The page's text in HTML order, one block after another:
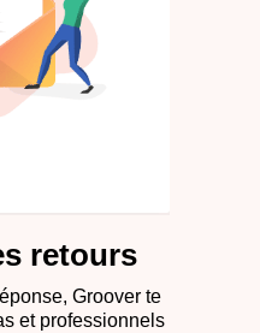
retours
Groover te
et professionnels